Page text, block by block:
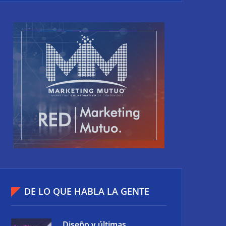
DE LO QUE HABLA LA GENTE